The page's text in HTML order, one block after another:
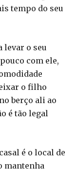
tempo do seu
levar o seu
com ele,
o filho
berço ali ao
é tão legal
é o local de
mantenha